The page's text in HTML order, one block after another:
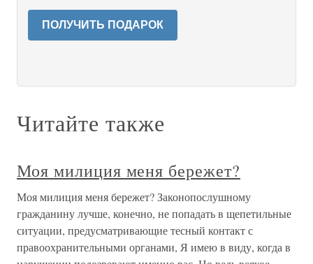
ПОЛУЧИТЬ ПОДАРОК
Читайте также
Моя милиция меня бережет?
Моя милиция меня бережет? Законопослушному
гражданину лучше, конечно, не попадать в щепетильные
ситуации, предусматривающие тесный контакт с
правоохранительными органами, Я имею в виду, когда в